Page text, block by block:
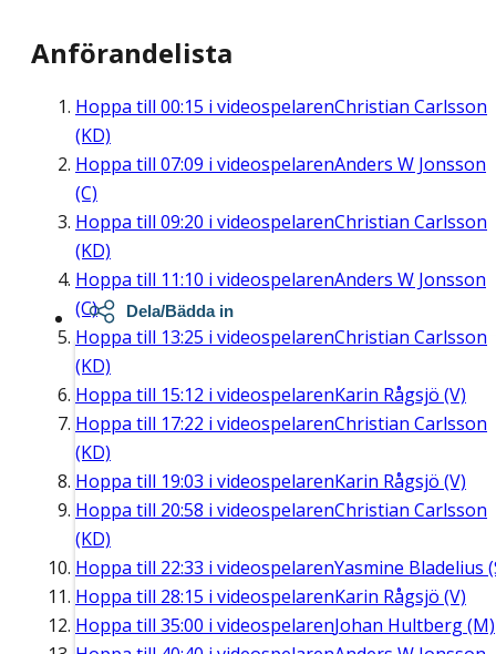
Anförandelista
Hoppa till 00:15 i videospelarenChristian Carlsson
(KD)
Hoppa till 07:09 i videospelarenAnders W Jonsson
(C)
Hoppa till 09:20 i videospelarenChristian Carlsson
(KD)
Hoppa till 11:10 i videospelarenAnders W Jonsson
(C)
Hoppa till 13:25 i videospelarenChristian Carlsson
(KD)
Hoppa till 15:12 i videospelarenKarin Rågsjö (V)
Hoppa till 17:22 i videospelarenChristian Carlsson
(KD)
Hoppa till 19:03 i videospelarenKarin Rågsjö (V)
Hoppa till 20:58 i videospelarenChristian Carlsson
(KD)
Hoppa till 22:33 i videospelarenYasmine Bladelius
Hoppa till 28:15 i videospelarenKarin Rågsjö (V)
Hoppa till 35:00 i videospelarenJohan Hultberg (M)
Dela/Bädda in